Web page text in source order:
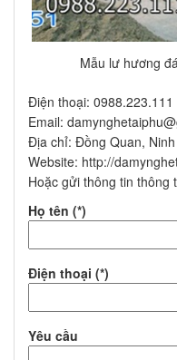
Mẫu lư hương
Điện thoại: 0988.223.111
Email:
Địa chỉ: Đồng Quan,
Website: http://
Hoặc gửi thông tin thông
Họ tên (*)
Điện thoại (*)
Yêu cầu